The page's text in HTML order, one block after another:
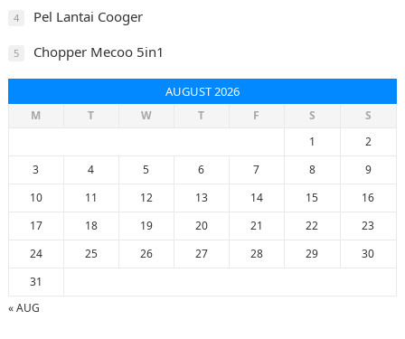
4 Pel Lantai Cooger
5 Chopper Mecoo 5in1
AUGUST 2026
M T W T F S
S
1
2
3
4 5 6 7 8
9
10
11 12 13 14 15
16
17
18 19 20 21 22
23
24
25 26 27 28 29
30
31
« AUG